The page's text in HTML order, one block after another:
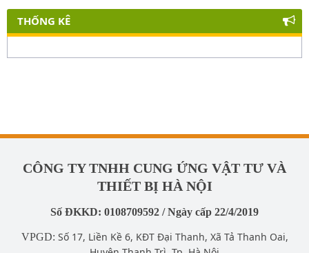
THỐNG KÊ
CÔNG TY TNHH CUNG ỨNG VẬT TƯ VÀ
THIẾT BỊ HÀ NỘI
Số ĐKKD: 0108709592 / Ngày cấp 22/4/2019
VPGD: Số 17, Liền Kề 6, KĐT Đại Thanh, Xã Tả Thanh Oai,